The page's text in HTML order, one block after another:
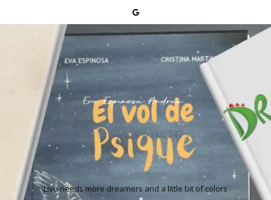
Live needs more dreamers and a little bit of colors